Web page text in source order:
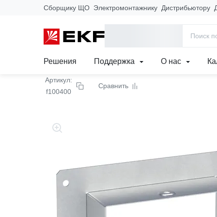
Сборщику ЩО Электромонтажнику Дистрибьютору
Решения Поддержка О нас
Главная
Фланец
Артикул:
f100400
Сравнить